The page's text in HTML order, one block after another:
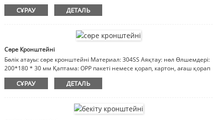
немесе қорап, картон, ағаш қорап Ескертпелер: материал, әрлеу,
өлшемдер реттеледі
СҰРАУ ДЕТАЛЬ
Сөре Кронштейні
Бөлік атауы: сөре кронштейні Материал: 304SS Аяқтау: нөл Өлшемдері:
200*180 * 30 мм Қаптама: OPP пакеті немесе қорап, картон, ағаш қорап
Ескертпе: материал, әрлеу, өлшемдер реттеледі
СҰРАУ ДЕТАЛЬ